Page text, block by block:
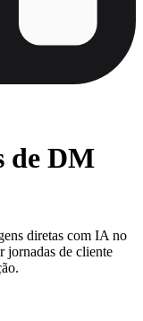
de DM
diretas com IA no
jornadas de cliente